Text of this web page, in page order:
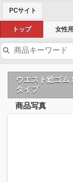
PCサイト
トップ 女性用
ウエスト総ゴム
タイプ
商品写真